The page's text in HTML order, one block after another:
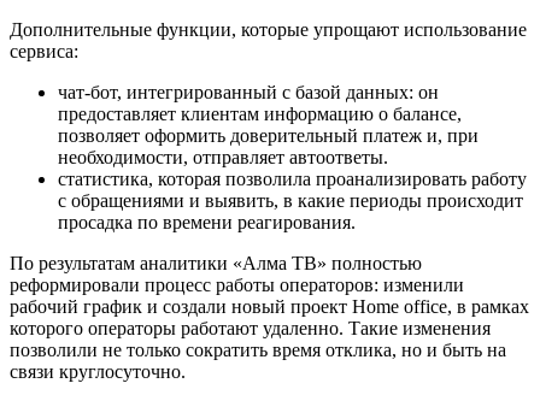
Дополнительные функции, которые упрощают использование
сервиса:
чат-бот, интегрированный с базой данных: он
предоставляет клиентам информацию о балансе,
позволяет оформить доверительный платеж и, при
необходимости, отправляет автоответы.
статистика, которая позволила проанализировать работу
с обращениями и выявить, в какие периоды происходит
просадка по времени реагирования.
По результатам аналитики «Алма ТВ» полностью
реформировали процесс работы операторов: изменили
рабочий график и создали новый проект Home office, в рамках
которого операторы работают удаленно. Такие изменения
позволили не только сократить время отклика, но и быть на
связи круглосуточно.